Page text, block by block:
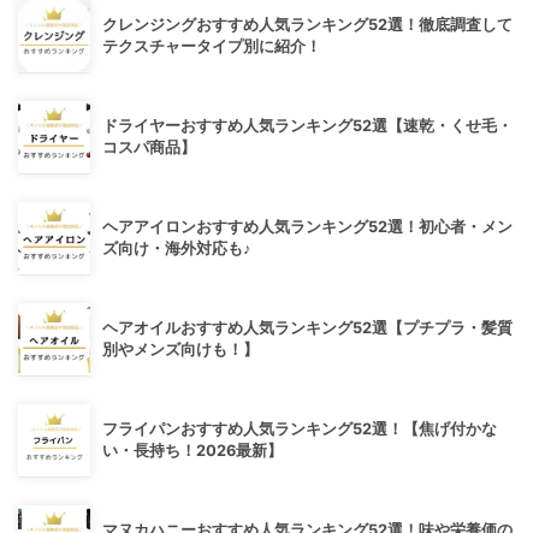
クレンジングおすすめ人気ランキング52選！徹底調査して
テクスチャータイプ別に紹介！
ドライヤーおすすめ人気ランキング52選【速乾・くせ毛・
コスパ商品】
ヘアアイロンおすすめ人気ランキング52選！初心者・メン
ズ向け・海外対応も♪
ヘアオイルおすすめ人気ランキング52選【プチプラ・髪質
別やメンズ向けも！】
フライパンおすすめ人気ランキング52選！【焦げ付かな
い・長持ち！2026最新】